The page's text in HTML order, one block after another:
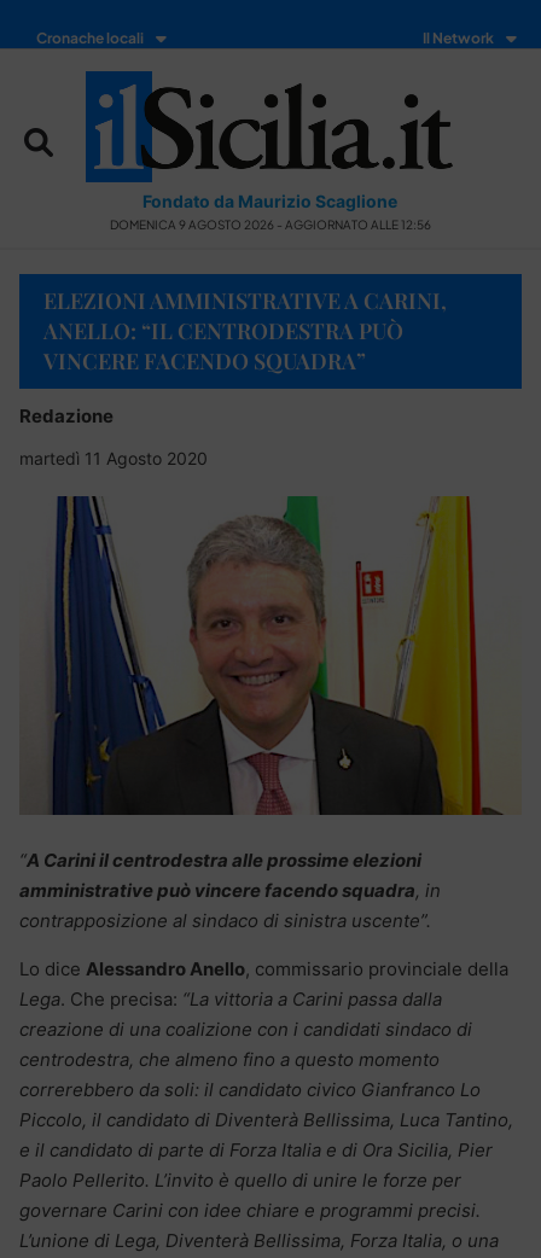
Cronache locali Il Network
Fondato da Maurizio Scaglione
DOMENICA 9 AGOSTO 2026 - AGGIORNATO ALLE 12:56
ELEZIONI AMMINISTRATIVE A CARINI,
ANELLO: “IL CENTRODESTRA PUÒ
VINCERE FACENDO SQUADRA”
Redazione
martedì 11 Agosto 2020
“A Carini il centrodestra alle prossime elezioni
amministrative può vincere facendo squadra, in
contrapposizione al sindaco di sinistra uscente”.
Lo dice Alessandro Anello, commissario provinciale della
Lega. Che precisa: “La vittoria a Carini passa dalla
creazione di una coalizione con i candidati sindaco di
centrodestra, che almeno fino a questo momento
correrebbero da soli: il candidato civico Gianfranco Lo
Piccolo, il candidato di Diventerà Bellissima, Luca Tantino,
e il candidato di parte di Forza Italia e di Ora Sicilia, Pier
Paolo Pellerito. L’invito è quello di unire le forze per
governare Carini con idee chiare e programmi precisi.
L’unione di Lega, Diventerà Bellissima, Forza Italia, o una